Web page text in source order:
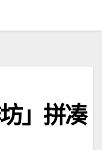
」拼凑